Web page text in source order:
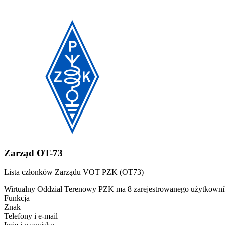
Zarząd OT-73
Lista członków Zarządu VOT PZK (OT73)
Wirtualny Oddział Terenowy PZK ma 8 zarejestrowanego
Funkcja
Znak
Telefony i e-mail